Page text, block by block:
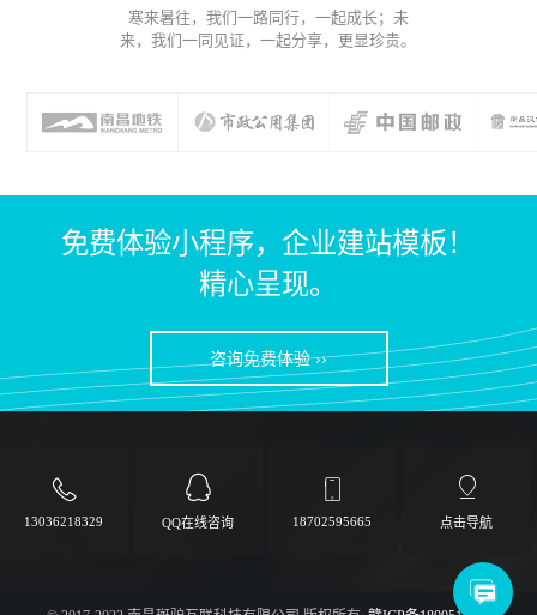
寒来暑往，我们一路同行，一起成长；未
来，我们一同见证，一起分享，更显珍贵。
免费体验小程序，企业建站模板！
精心呈现。
咨询免费体验 ››
13036218329 QQ在线咨询 18702595665 点击导航